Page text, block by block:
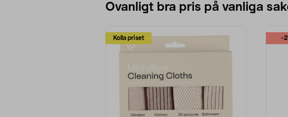
Ovanligt bra pris på vanliga
Kolla priset -